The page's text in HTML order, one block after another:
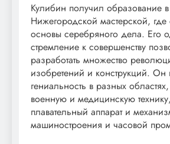
Кулибин получил образование в
Нижегородской мастерской,
основы серебряного дела. Его
стремление к совершенству
разработать множество
изобретений и конструкций.
гениальность в разных
военную и медицинскую
плавательный аппарат и
машиностроения и часовой